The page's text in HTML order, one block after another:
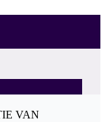
VAN